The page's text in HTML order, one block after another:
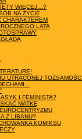
WIĘCEJ…?
NA ŻYCIE
CHARAKTEREM
LATA
UTRACONEJ TOŻSAMOŚCI
I FEMINISTA?
MATKĘ
Z LIBANU?
KOMIKSU